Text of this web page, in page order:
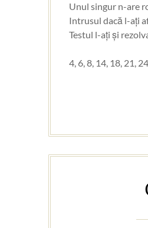
Unul singur n-are
Intrusul dacă l-ați
Testul l-ați și
4, 6, 8, 14, 18, 21,